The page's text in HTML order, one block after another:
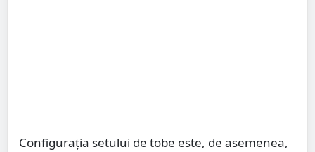
Configurația setului de tobe este, de asemenea,